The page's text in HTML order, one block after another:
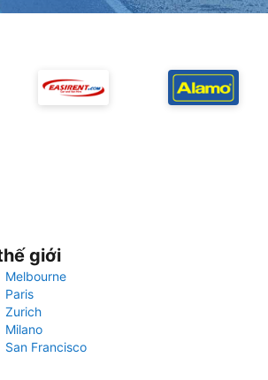
giới
Melbourne
Paris
Zurich
Milano
San Francisco